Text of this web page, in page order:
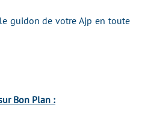
guidon de votre Ajp en toute
Bon Plan :